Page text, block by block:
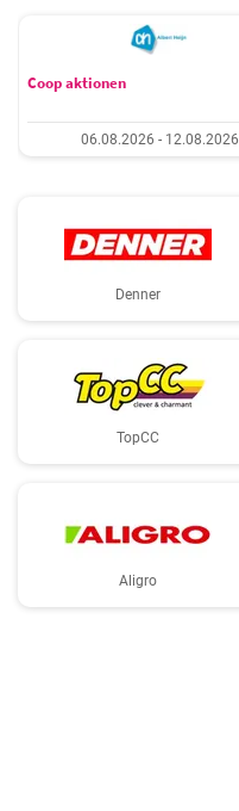
Coop aktionen
06.08.2026 - 12.08.2026
Denner
TopCC
Aligro